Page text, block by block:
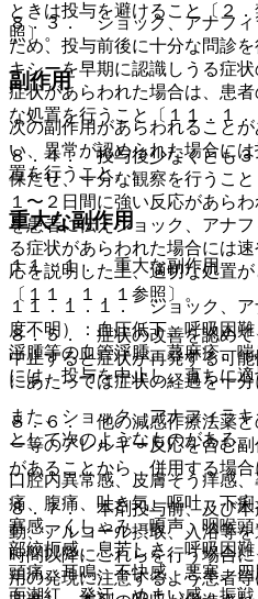
８．３． ショック、アナフィ
ため、投与前後に十分な問診
キシーを早期に認識しうる症
症状があらわれた場合は、患
な処置を行うこと〔１１．１．
８．４． 投与後少なくとも３
保たせ、十分な観察を行うこ
１〜２日間に強い反応があら
を患者に伝えショック、アナ
る症状があらわれた場合には
応を説明した上、適切な処置
〔１１．１．１参照〕。
８．５． 症状の改善を認めて
中止すると症状が再発する可
にあたっては症状の経過を十分
８．６． 他の減感作療法薬
ー等のアレルギー反応を含む
があることから、併用する場
８．７． 本剤投与前、及び本
動、アルコール摂取、入浴等
時間以降にこれらを行う場合
用の発現に注意するよう患者
ときは投与を避けること〔２
照〕。
副作用
次の副作用があらわれること
い、異常が認められた場合に
置を行うこと。
重大な副作用
１１．１． 重大な副作用
１１．１．１． ショック、
度不明）：血圧低下、呼吸困
浮腫等の血管浮腫、蕁麻疹、
には、投与を中止し、直ちに
また、ショック、アナフィラ
として次のようなものがある。
口腔内異常感、皮膚そう痒感
痛、腹痛、吐き気、嘔吐、下
塞感、くしゃみ、嗄声、咽喉
部絞扼感、息苦しさ、呼吸困
頭痛、耳鳴、不快感、悪寒、